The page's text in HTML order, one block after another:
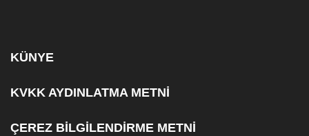
KÜNYE
KVKK AYDINLATMA METNİ
ÇEREZ BİLGİLENDİRME METNİ